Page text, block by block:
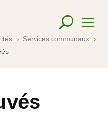
5 Services communaux 5